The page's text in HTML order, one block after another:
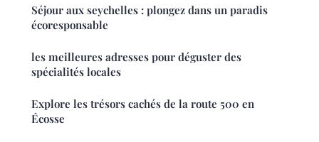
Séjour aux seychelles : plongez dans un paradis
écoresponsable
les meilleures adresses pour déguster des
spécialités locales
Explore les trésors cachés de la route 500 en
Écosse